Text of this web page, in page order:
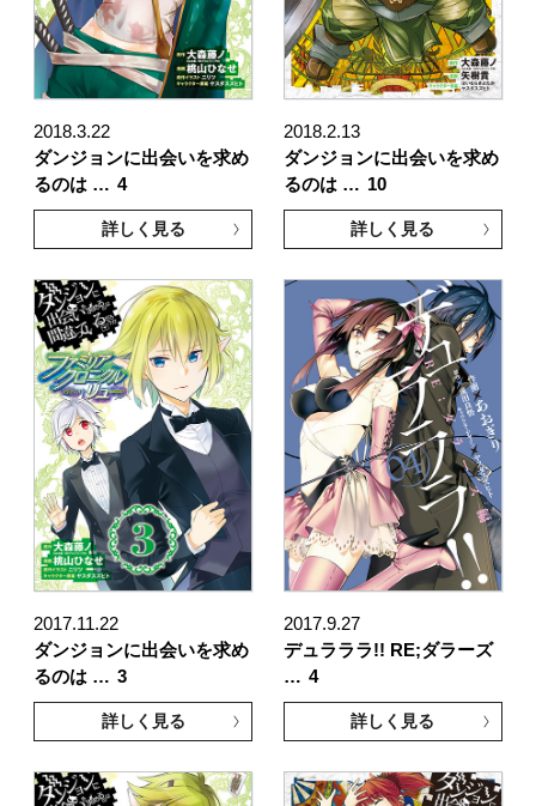
2018.3.22
ダンジョンに出会いを求め
るのは … 4
詳しく見る
2018.2.13
ダンジョンに出会いを求め
るのは … 10
詳しく見る
2017.11.22
ダンジョンに出会いを求め
るのは … 3
詳しく見る
2017.9.27
デュラララ!! RE;ダラーズ
… 4
詳しく見る